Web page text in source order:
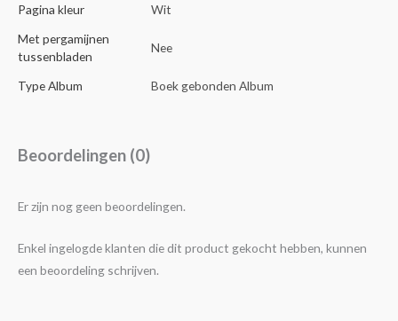
Pagina kleur
Wit
Met pergamijnen
tussenbladen
Nee
Type Album Boek gebonden Album
Beoordelingen (0)
Er zijn nog geen beoordelingen.
Enkel ingelogde klanten die dit product gekocht hebben, kunnen
een beoordeling schrijven.